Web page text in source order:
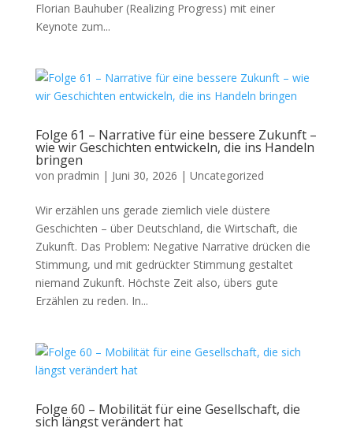
Florian Bauhuber (Realizing Progress) mit einer
Keynote zum...
Folge 61 – Narrative für eine bessere Zukunft –
wie wir Geschichten entwickeln, die ins Handeln
bringen
von pradmin | Juni 30, 2026 | Uncategorized
Wir erzählen uns gerade ziemlich viele düstere
Geschichten – über Deutschland, die Wirtschaft, die
Zukunft. Das Problem: Negative Narrative drücken die
Stimmung, und mit gedrückter Stimmung gestaltet
niemand Zukunft. Höchste Zeit also, übers gute
Erzählen zu reden. In...
Folge 60 – Mobilität für eine Gesellschaft, die
sich längst verändert hat